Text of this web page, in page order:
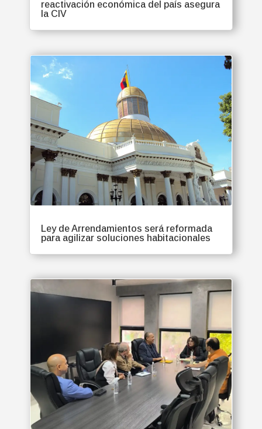
reactivación económica del país asegura
la CIV
Ley de Arrendamientos será reformada
para agilizar soluciones habitacionales